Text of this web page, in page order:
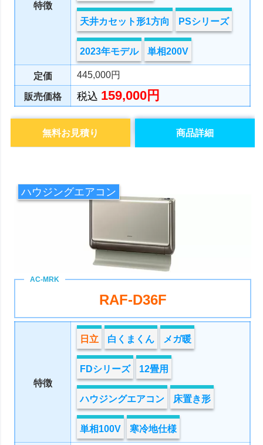
特徴
天井カセット形1方向 PSシリーズ
2023年モデル 単相200V
定価 445,000円
販売価格 税込 159,000円
商品詳細
無料お見積り
ハウジングエアコン
RAF-D36F
特徴
日立 白くまくん メガ暖
FDシリーズ 12畳用
ハウジングエアコン 床置き形
単相100V 寒冷地仕様